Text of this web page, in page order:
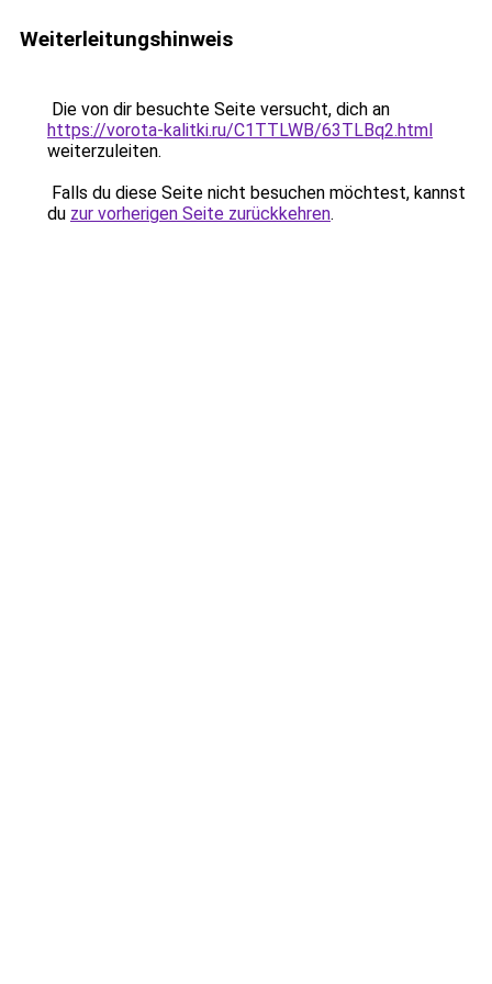
Weiterleitungshinweis
Die von dir besuchte Seite versucht, dich an
https://vorota-kalitki.ru/C1TTLWB/63TLBq2.html
weiterzuleiten.
Falls du diese Seite nicht besuchen möchtest, kannst
du zur vorherigen Seite zurückkehren.